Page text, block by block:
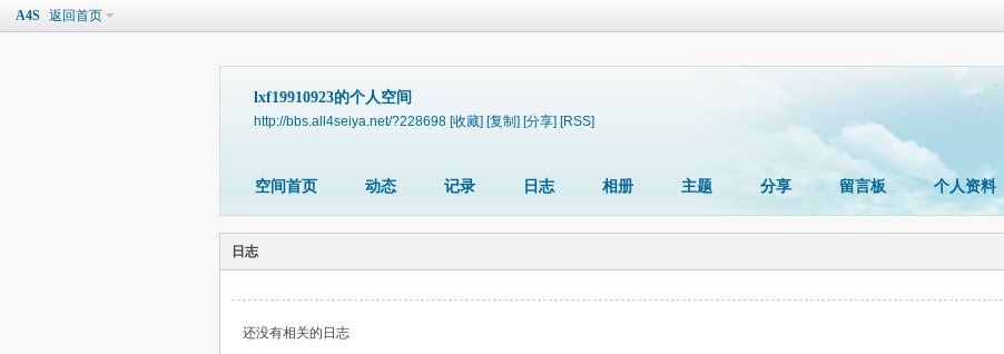
A4S 返回首页
lxf19910923的个人空间
http://bbs.all4seiya.net/?228698 [收藏] [复制] [分享] [RSS]
空间首页 动态 记录 日志 相册 主题 分享 留言板 个人资料
日志
还没有相关的日志